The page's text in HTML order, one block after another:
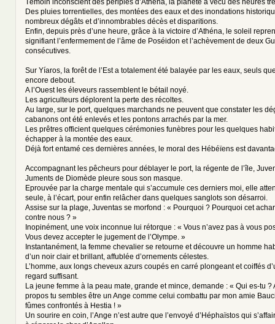
Témoin inconscient des périples d’Athéna, la planète a vécu des heures
Des pluies torrentielles, des montées des eaux et des inondations
nombreux dégâts et d’innombrables décès et disparitions.
Enfin, depuis près d’une heure, grâce à la victoire d’Athéna, le soleil
signifiant l’enfermement de l’âme de Poséidon et l’achèvement de deux
consécutives.
Sur Yíaros, la forêt de l’Est a totalement été balayée par les eaux, seuls
encore debout.
A l’Ouest les éleveurs rassemblent le bétail noyé.
Les agriculteurs déplorent la perte des récoltes.
Au large, sur le port, quelques marchands ne peuvent que constater les
cabanons ont été enlevés et les pontons arrachés par la mer.
Les prêtres officient quelques cérémonies funèbres pour les quelques
échapper à la montée des eaux.
Déjà fort entamé ces dernières années, le moral des Hébéïens est
Accompagnant les pêcheurs pour déblayer le port, la régente de l’île,
Juments de Diomède pleure sous son masque.
Eprouvée par la charge mentale qui s’accumule ces derniers moi, elle
seule, à l’écart, pour enfin relâcher dans quelques sanglots son désarroi.
Assise sur la plage, Juventas se morfond : « Pourquoi ? Pourquoi cet
contre nous ? »
Inopinément, une voix inconnue lui rétorque : « Vous n’avez pas à vous
Vous devez accepter le jugement de l’Olympe. »
Instantanément, la femme chevalier se retourne et découvre un homme
d’un noir clair et brillant, affublée d’ornements célestes.
L’homme, aux longs cheveux azurs coupés en carré plongeant et coiffés
regard suffisant.
La jeune femme à la peau mate, grande et mince, demande : « Qui es-tu ?
propos tu sembles être un Ange comme celui combattu par mon amie
fûmes confrontés à Hestia ! »
Un sourire en coin, l’Ange n’est autre que l’envoyé d’Héphaïstos qui